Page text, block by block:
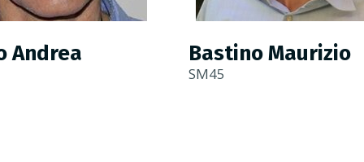
Andrea Bastino Maurizio
SM45